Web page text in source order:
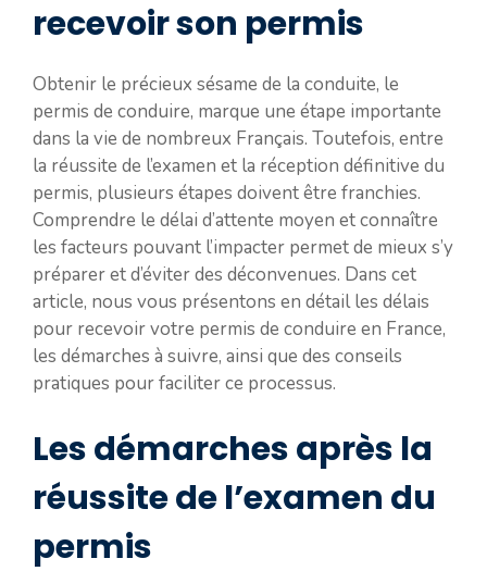
recevoir son permis
Obtenir le précieux sésame de la conduite, le
permis de conduire, marque une étape importante
dans la vie de nombreux Français. Toutefois, entre
la réussite de l’examen et la réception définitive du
permis, plusieurs étapes doivent être franchies.
Comprendre le délai d’attente moyen et connaître
les facteurs pouvant l’impacter permet de mieux s’y
préparer et d’éviter des déconvenues. Dans cet
article, nous vous présentons en détail les délais
pour recevoir votre permis de conduire en France,
les démarches à suivre, ainsi que des conseils
pratiques pour faciliter ce processus.
Les démarches après la
réussite de l’examen du
permis